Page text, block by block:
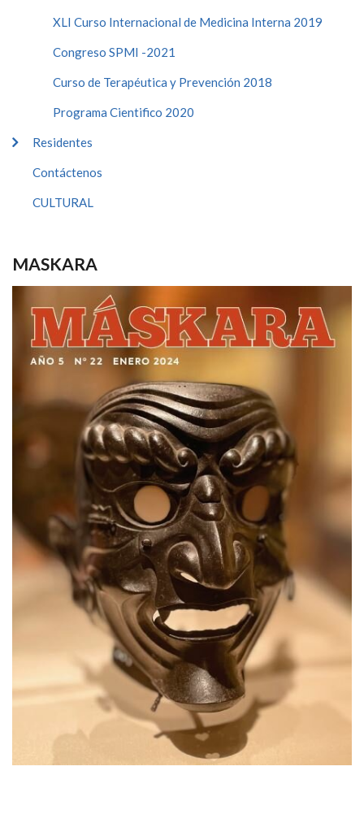
XLI Curso Internacional de Medicina Interna 2019
Congreso SPMI -2021
Curso de Terapéutica y Prevención 2018
Programa Cientifico 2020
Residentes
Contáctenos
CULTURAL
MASKARA